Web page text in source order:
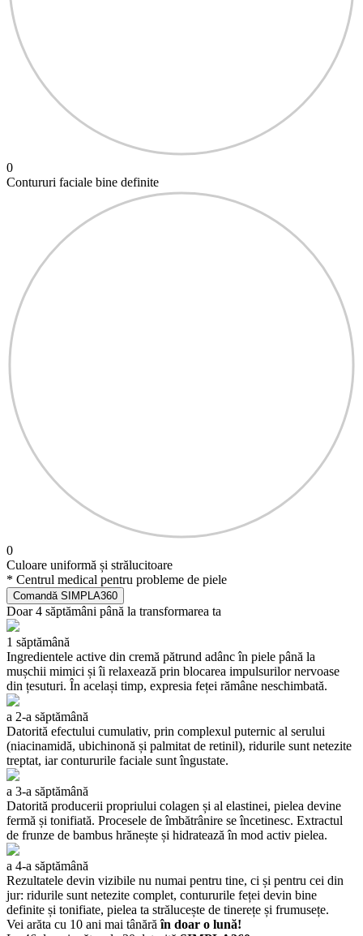
0
Contururi faciale bine definite
0
Culoare uniformă și strălucitoare
* Centrul medical pentru probleme de piele
Comandă SIMPLA360
Doar 4 săptămâni până la transformarea ta
1 săptămână
Ingredientele active din cremă pătrund adânc în piele până la
mușchii mimici și îi relaxează prin blocarea impulsurilor nervoase
din țesuturi. În același timp, expresia feței rămâne neschimbată.
a 2-a săptămână
Datorită efectului cumulativ, prin complexul puternic al serului
(niacinamidă, ubichinonă și palmitat de retinil), ridurile sunt netezite
treptat, iar contururile faciale sunt îngustate.
a 3-a săptămână
Datorită producerii propriului colagen și al elastinei, pielea devine
fermă și tonifiată. Procesele de îmbătrânire se încetinesc. Extractul
de frunze de bambus hrănește și hidratează în mod activ pielea.
a 4-a săptămână
Rezultatele devin vizibile nu numai pentru tine, ci și pentru cei din
jur: ridurile sunt netezite complet, contururile feței devin bine
definite și tonifiate, pielea ta strălucește de tinerețe și frumusețe.
Vei arăta cu 10 ani mai tânărăîn doar o lună!